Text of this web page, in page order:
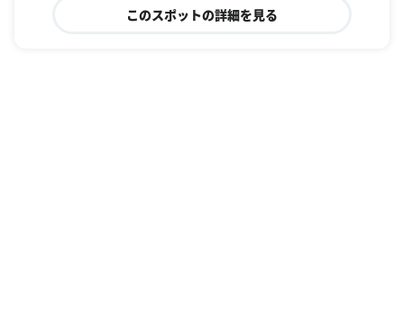
このスポットの詳細を見る